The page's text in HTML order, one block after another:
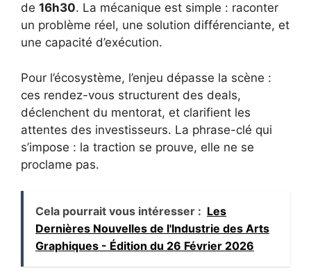
de 16h30. La mécanique est simple : raconter
un problème réel, une solution différenciante, et
une capacité d’exécution.
Pour l’écosystème, l’enjeu dépasse la scène :
ces rendez-vous structurent des deals,
déclenchent du mentorat, et clarifient les
attentes des investisseurs. La phrase-clé qui
s’impose : la traction se prouve, elle ne se
proclame pas.
Cela pourrait vous intéresser : Les
Dernières Nouvelles de l'Industrie des Arts
Graphiques - Édition du 26 Février 2026